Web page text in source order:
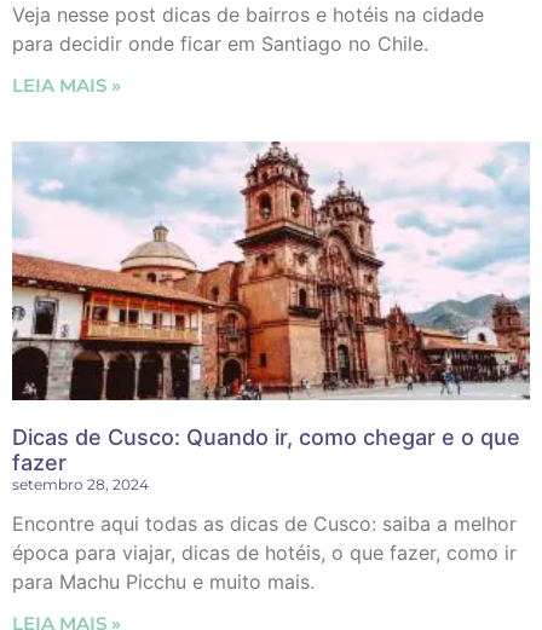
Veja nesse post dicas de bairros e hotéis na cidade
para decidir onde ficar em Santiago no Chile.
LEIA MAIS »
Dicas de Cusco: Quando ir, como chegar e o que
fazer
setembro 28, 2024
Encontre aqui todas as dicas de Cusco: saiba a melhor
época para viajar, dicas de hotéis, o que fazer, como ir
para Machu Picchu e muito mais.
LEIA MAIS »